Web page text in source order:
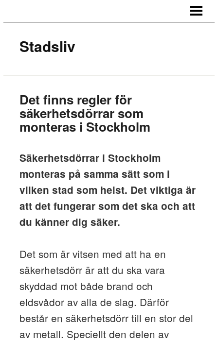
KONTAKT
Stadsliv
Det finns regler för
säkerhetsdörrar som
monteras i Stockholm
Säkerhetsdörrar i Stockholm
monteras på samma sätt som i
vilken stad som helst. Det viktiga är
att det fungerar som det ska och att
du känner dig säker.
Det som är vitsen med att ha en
säkerhetsdörr är att du ska vara
skyddad mot både brand och
eldsvådor av alla de slag. Därför
består en säkerhetsdörr till en stor del
av metall. Speciellt den delen av